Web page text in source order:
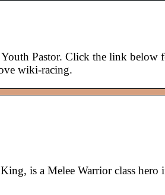
Youth Pastor. Click the link below
wiki-racing.
is a Melee Warrior class hero